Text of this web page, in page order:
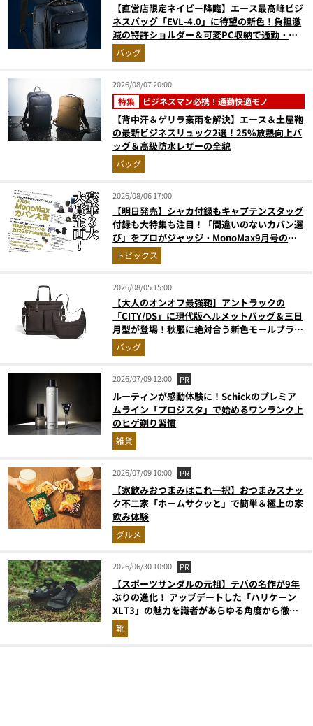
【直営店限定ネイビー降臨】エース最高峰ビジ
ネスバッグ「EVL-4.0」に待望の新色！負担激
減の特許ショルダー＆可変PC収納で通勤・出
張が無敵に
バッグ
2026/08/07 20:00
特集 ビジネスマン必携！通勤快適モノ
【背中汗＆ゲリラ豪雨を解決】エース＆土屋鞄
の最新ビジネスリュック2選！25%放熱向上バ
ッグ＆高級防水レザーの全貌
バッグ
2026/08/06 17:00
【明日発売】シャカ付録もキャプテンスタッグ
付録も大特集も注目！「間違いのないカバン選
び」をプロがジャッジ・MonoMax9月号の目
次を公開
トピックス
2026/08/05 15:00
【大人のオンオフ最強鞄】アントラックの
「CITY/DS」に現代版ヘルメットバッグ＆三日
月型が登場！秋服に絶対合う新色モールブラウ
ンが傑作
バッグ
2026/07/09 12:00 PR
ルーティンが感動体験に！Schickのプレミア
ムライン「プロジスタ」で始めるワンランク上
のヒゲ剃り習慣
雑貨
2026/07/09 10:00 PR
【家飲みおつまみはこれ一択】おつまみスナッ
ク不二家「ホームサクッと」で簡単＆極上の家
飲み体験
グルメ
2026/06/30 10:00 PR
【スポーツサンダルの元祖】テバの名作が9年
ぶりの進化！ アップデートした「ハリケーン
XLT3」の魅力を識者があらゆる角度から徹底
解説！
靴